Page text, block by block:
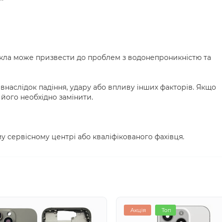
може призвести до проблем з водонепроникністю та
падіння, удару або впливу інших факторів. Якщо
необхідно замінити.
центрі або кваліфікованого фахівця.
Акція Топ